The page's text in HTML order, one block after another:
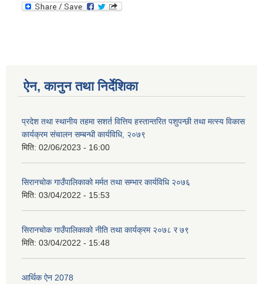
ऐन, कानुन तथा निर्देशिका
प्रदेश तथा स्थानीय तहमा सशर्त वित्तिय हस्तान्तरित पशुपन्छी तथा मत्स्य विकास
कार्यक्रम संचालन सम्बन्धी कार्यविधि, २०७९
मिति: 02/06/2023 - 16:00
सिरानचोक गाउँपालिकाको मर्मत तथा सम्भार कार्यविधि २०७६
मिति: 03/04/2022 - 15:53
सिरानचोक गाउँपालिकाको नीति तथा कार्यक्रम २०७८ र ७९
मिति: 03/04/2022 - 15:48
आर्थिक ऐन 2078